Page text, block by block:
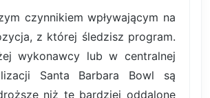
czynnikiem wpływającym na
z której śledzisz program.
wykonawcy lub w centralnej
Santa Barbara Bowl są
niż te bardziej oddalone